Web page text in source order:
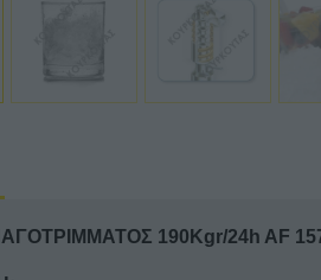
190Kgr/24h AF 157